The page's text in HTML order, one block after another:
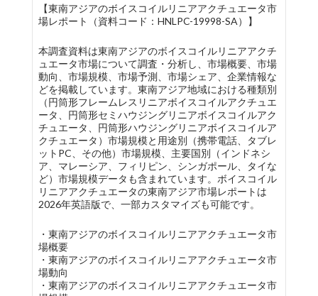
【東南アジアのボイスコイルリニアアクチュエータ市
場レポート（資料コード：HNLPC-19998-SA）】
本調査資料は東南アジアのボイスコイルリニアアクチ
ュエータ市場について調査・分析し、市場概要、市場
動向、市場規模、市場予測、市場シェア、企業情報な
どを掲載しています。東南アジア地域における種類別
（円筒形フレームレスリニアボイスコイルアクチュエ
ータ、円筒形セミハウジングリニアボイスコイルアク
チュエータ、円筒形ハウジングリニアボイスコイルア
クチュエータ）市場規模と用途別（携帯電話、タブレ
ットPC、その他）市場規模、主要国別（インドネシ
ア、マレーシア、フィリピン、シンガポール、タイな
ど）市場規模データも含まれています。ボイスコイル
リニアアクチュエータの東南アジア市場レポートは
2026年英語版で、一部カスタマイズも可能です。
・東南アジアのボイスコイルリニアアクチュエータ市
場概要
・東南アジアのボイスコイルリニアアクチュエータ市
場動向
・東南アジアのボイスコイルリニアアクチュエータ市